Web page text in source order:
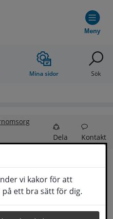
vi kakor för att
ett bra sätt för dig.
Meny
Mina sidor Sök
Dela Kontakt
och Madde